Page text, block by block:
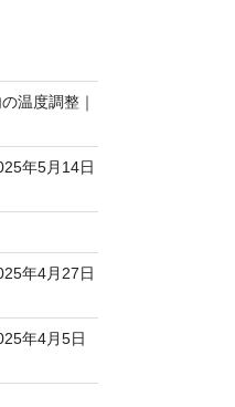
温度調整｜
年5月14日
年4月27日
年4月5日